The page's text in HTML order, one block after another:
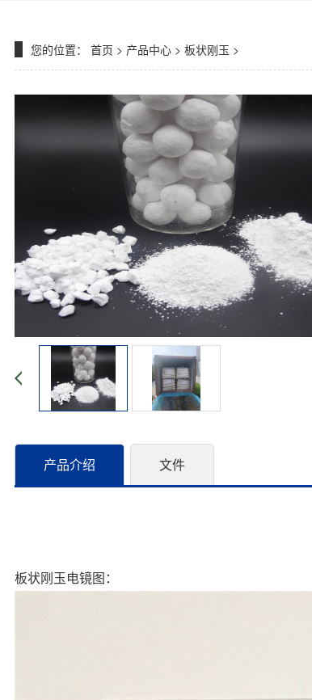
您的位置： 首页 > 产品中心 > 板状刚玉 >
产品介绍 文件
板状刚玉电镜图：